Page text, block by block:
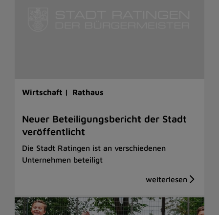
Wirtschaft | Rathaus
Neuer Beteiligungsbericht der Stadt
veröffentlicht
Die Stadt Ratingen ist an verschiedenen
Unternehmen beteiligt